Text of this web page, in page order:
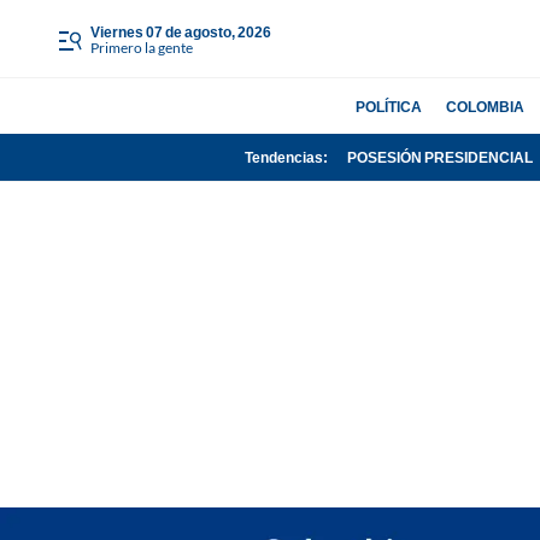
viernes 07 de agosto, 2026
Primero la gente
POLÍTICA COLOMBIA
Tendencias: POSESIÓN PRESIDENCIAL